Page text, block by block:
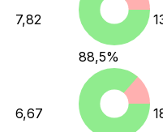
7,82
88,5%
6,67